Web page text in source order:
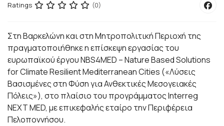
Ratings (0)
Στη Βαρκελώνη και στη Μητροπολιτική Περιοχή της
πραγματοποιήθηκε η επίσκεψη εργασίας του
ευρωπαϊκού έργου NBS4MED – Nature Based Solutions
for Climate Resilient Mediterranean Cities («Λύσεις
Βασισμένες στη Φύση για Ανθεκτικές Μεσογειακές
Πόλεις»), στο πλαίσιο του προγράμματος Interreg
NEXT MED, με επικεφαλής εταίρο την Περιφέρεια
Πελοποννήσου.